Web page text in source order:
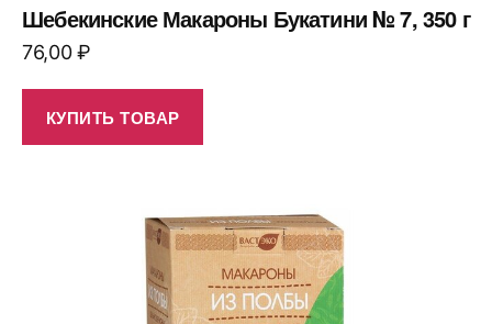
Шебекинские Макароны Букатини № 7, 350 г
76,00₽
КУПИТЬ ТОВАР